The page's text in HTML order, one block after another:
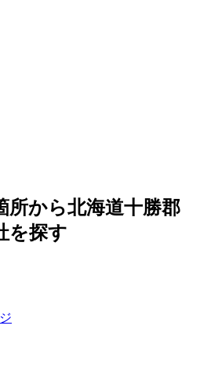
所から北海道十勝郡
を探す